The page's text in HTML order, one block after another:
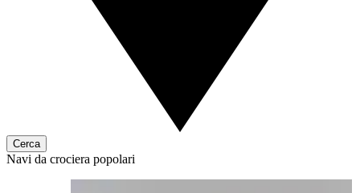
Cerca
Navi da crociera popolari